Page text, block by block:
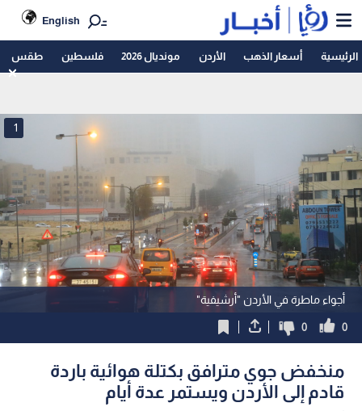
English
الرئيسية أسعار الذهب الأردن مونديال 2026 فلسطين طقس
أجواء ماطرة في الأردن "أرشيفية"
1
0
0
منخفض جوي مترافق بكتلة هوائية باردة
قادم إلى الأردن ويستمر عدة أيام